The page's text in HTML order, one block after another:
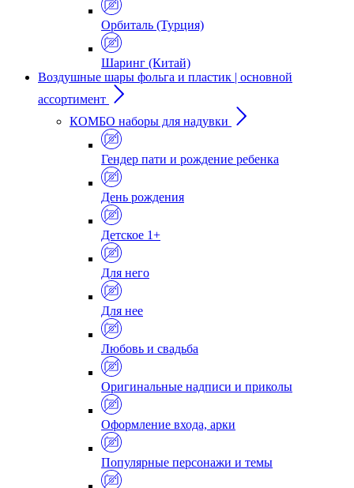
Орбиталь (Турция)
Шаринг (Китай)
Воздушные шары фольга и пластик | основной
ассортимент
КОМБО наборы для надувки
Гендер пати и рождение ребенка
День рождения
Детское 1+
Для него
Для нее
Любовь и свадьба
Оригинальные надписи и приколы
Оформление входа, арки
Популярные персонажи и темы